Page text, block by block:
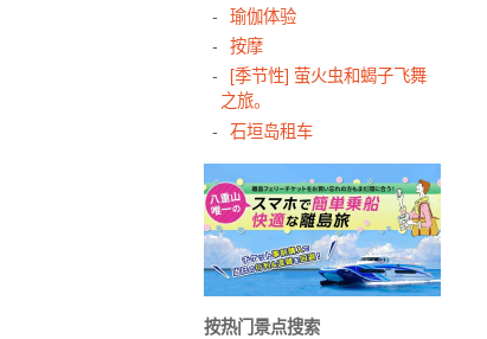
瑜伽体验
按摩
[季节性] 萤火虫和蝎子飞舞
之旅。
石垣岛租车
按热门景点搜索